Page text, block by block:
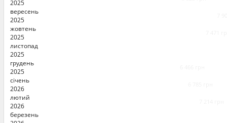
2025
вересень
2025
жовтень
2025
листопад
2025
грудень
2025
січень
2026
лютий
2026
березень